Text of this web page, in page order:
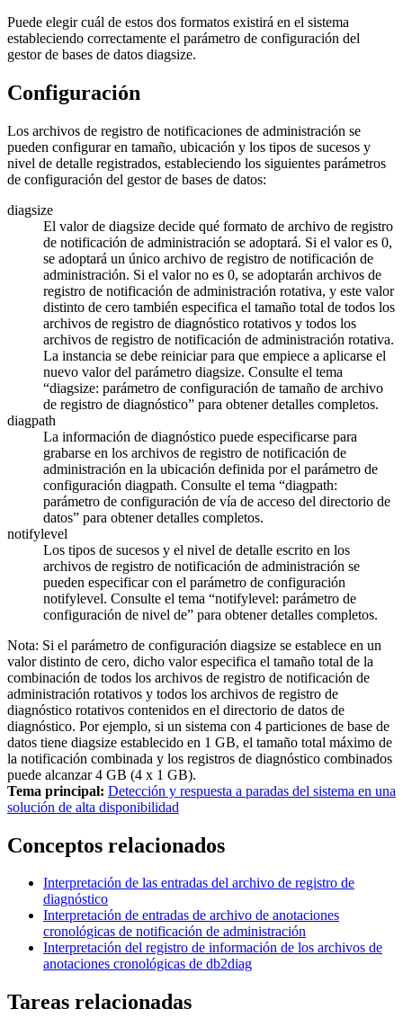
Puede elegir cuál de estos dos formatos existirá en el sistema
estableciendo correctamente el parámetro de configuración del
gestor de bases de datos diagsize.
Configuración
Los archivos de registro de notificaciones de administración se
pueden configurar en tamaño, ubicación y los tipos de sucesos y
nivel de detalle registrados, estableciendo los siguientes parámetros
de configuración del gestor de bases de datos:
diagsize
El valor de diagsize decide qué formato de archivo de registro
de notificación de administración se adoptará. Si el valor es 0,
se adoptará un único archivo de registro de notificación de
administración. Si el valor no es 0, se adoptarán archivos de
registro de notificación de administración rotativa, y este valor
distinto de cero también especifica el tamaño total de todos los
archivos de registro de diagnóstico rotativos y todos los
archivos de registro de notificación de administración rotativa.
La instancia se debe reiniciar para que empiece a aplicarse el
nuevo valor del parámetro diagsize. Consulte el tema
diagsize: parámetro de configuración de tamaño de archivo
de registro de diagnóstico
para obtener detalles completos.
diagpath
La información de diagnóstico puede especificarse para
grabarse en los archivos de registro de notificación de
administración en la ubicación definida por el parámetro de
configuración diagpath. Consulte el tema
diagpath:
parámetro de configuración de vía de acceso del directorio de
datos
para obtener detalles completos.
notifylevel
Los tipos de sucesos y el nivel de detalle escrito en los
archivos de registro de notificación de administración se
pueden especificar con el parámetro de configuración
notifylevel. Consulte el tema
notifylevel: parámetro de
configuración de nivel de
para obtener detalles completos.
Nota: Si el parámetro de configuración diagsize se establece en un
valor distinto de cero, dicho valor especifica el tamaño total de la
combinación de todos los archivos de registro de notificación de
administración rotativos y todos los archivos de registro de
diagnóstico rotativos contenidos en el directorio de datos de
diagnóstico. Por ejemplo, si un sistema con 4 particiones de base de
datos tiene diagsize establecido en 1 GB, el tamaño total máximo de
la notificación combinada y los registros de diagnóstico combinados
puede alcanzar 4 GB (4 x 1 GB).
Tema principal: Detección y respuesta a paradas del sistema en una
solución de alta disponibilidad
Conceptos relacionados
Interpretación de las entradas del archivo de registro de
diagnóstico
Interpretación de entradas de archivo de anotaciones
cronológicas de notificación de administración
Interpretación del registro de información de los archivos de
anotaciones cronológicas de db2diag
Tareas relacionadas